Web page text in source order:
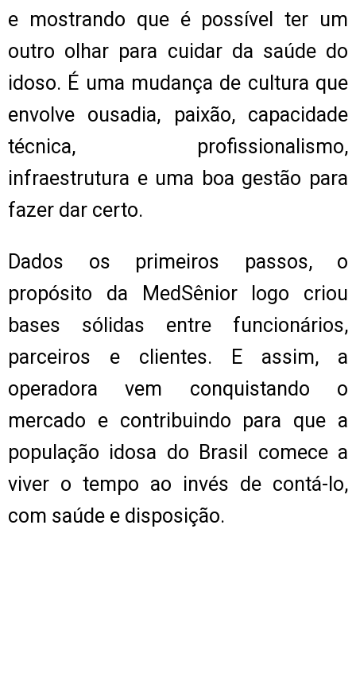
e mostrando que é possível ter um
outro olhar para cuidar da saúde do
idoso. É uma mudança de cultura que
envolve ousadia, paixão, capacidade
técnica, profissionalismo,
infraestrutura e uma boa gestão para
fazer dar certo.
Dados os primeiros passos, o
propósito da MedSênior logo criou
bases sólidas entre funcionários,
parceiros e clientes. E assim, a
operadora vem conquistando o
mercado e contribuindo para que a
população idosa do Brasil comece a
viver o tempo ao invés de contá-lo,
com saúde e disposição.